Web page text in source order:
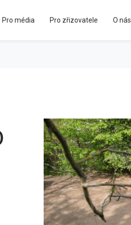
Pro média Pro zřizovatele
pro zřizovatele
O nás